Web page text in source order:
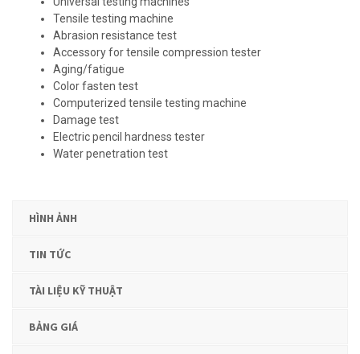
Tensile testing machine
Abrasion resistance test
Accessory for tensile compression tester
Aging/fatigue
Color fasten test
Computerized tensile testing machine
Damage test
Electric pencil hardness tester
Water penetration test
HÌNH ẢNH
TIN TỨC
TÀI LIỆU KỸ THUẬT
BẢNG GIÁ